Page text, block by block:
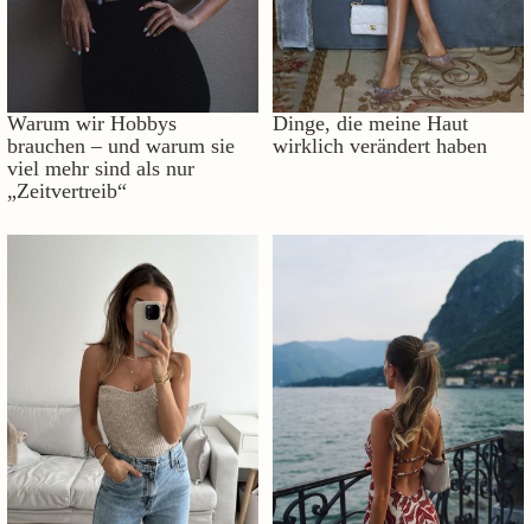
Warum wir Hobbys
brauchen – und warum sie
viel mehr sind als nur
„Zeitvertreib“
Dinge, die meine Haut
wirklich verändert haben